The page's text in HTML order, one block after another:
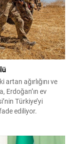
ağırlığını ve
Erdoğan’ın ev
Türkiye’yi
ediliyor.
üzerinden
Bu...